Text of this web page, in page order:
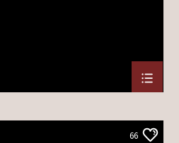
66